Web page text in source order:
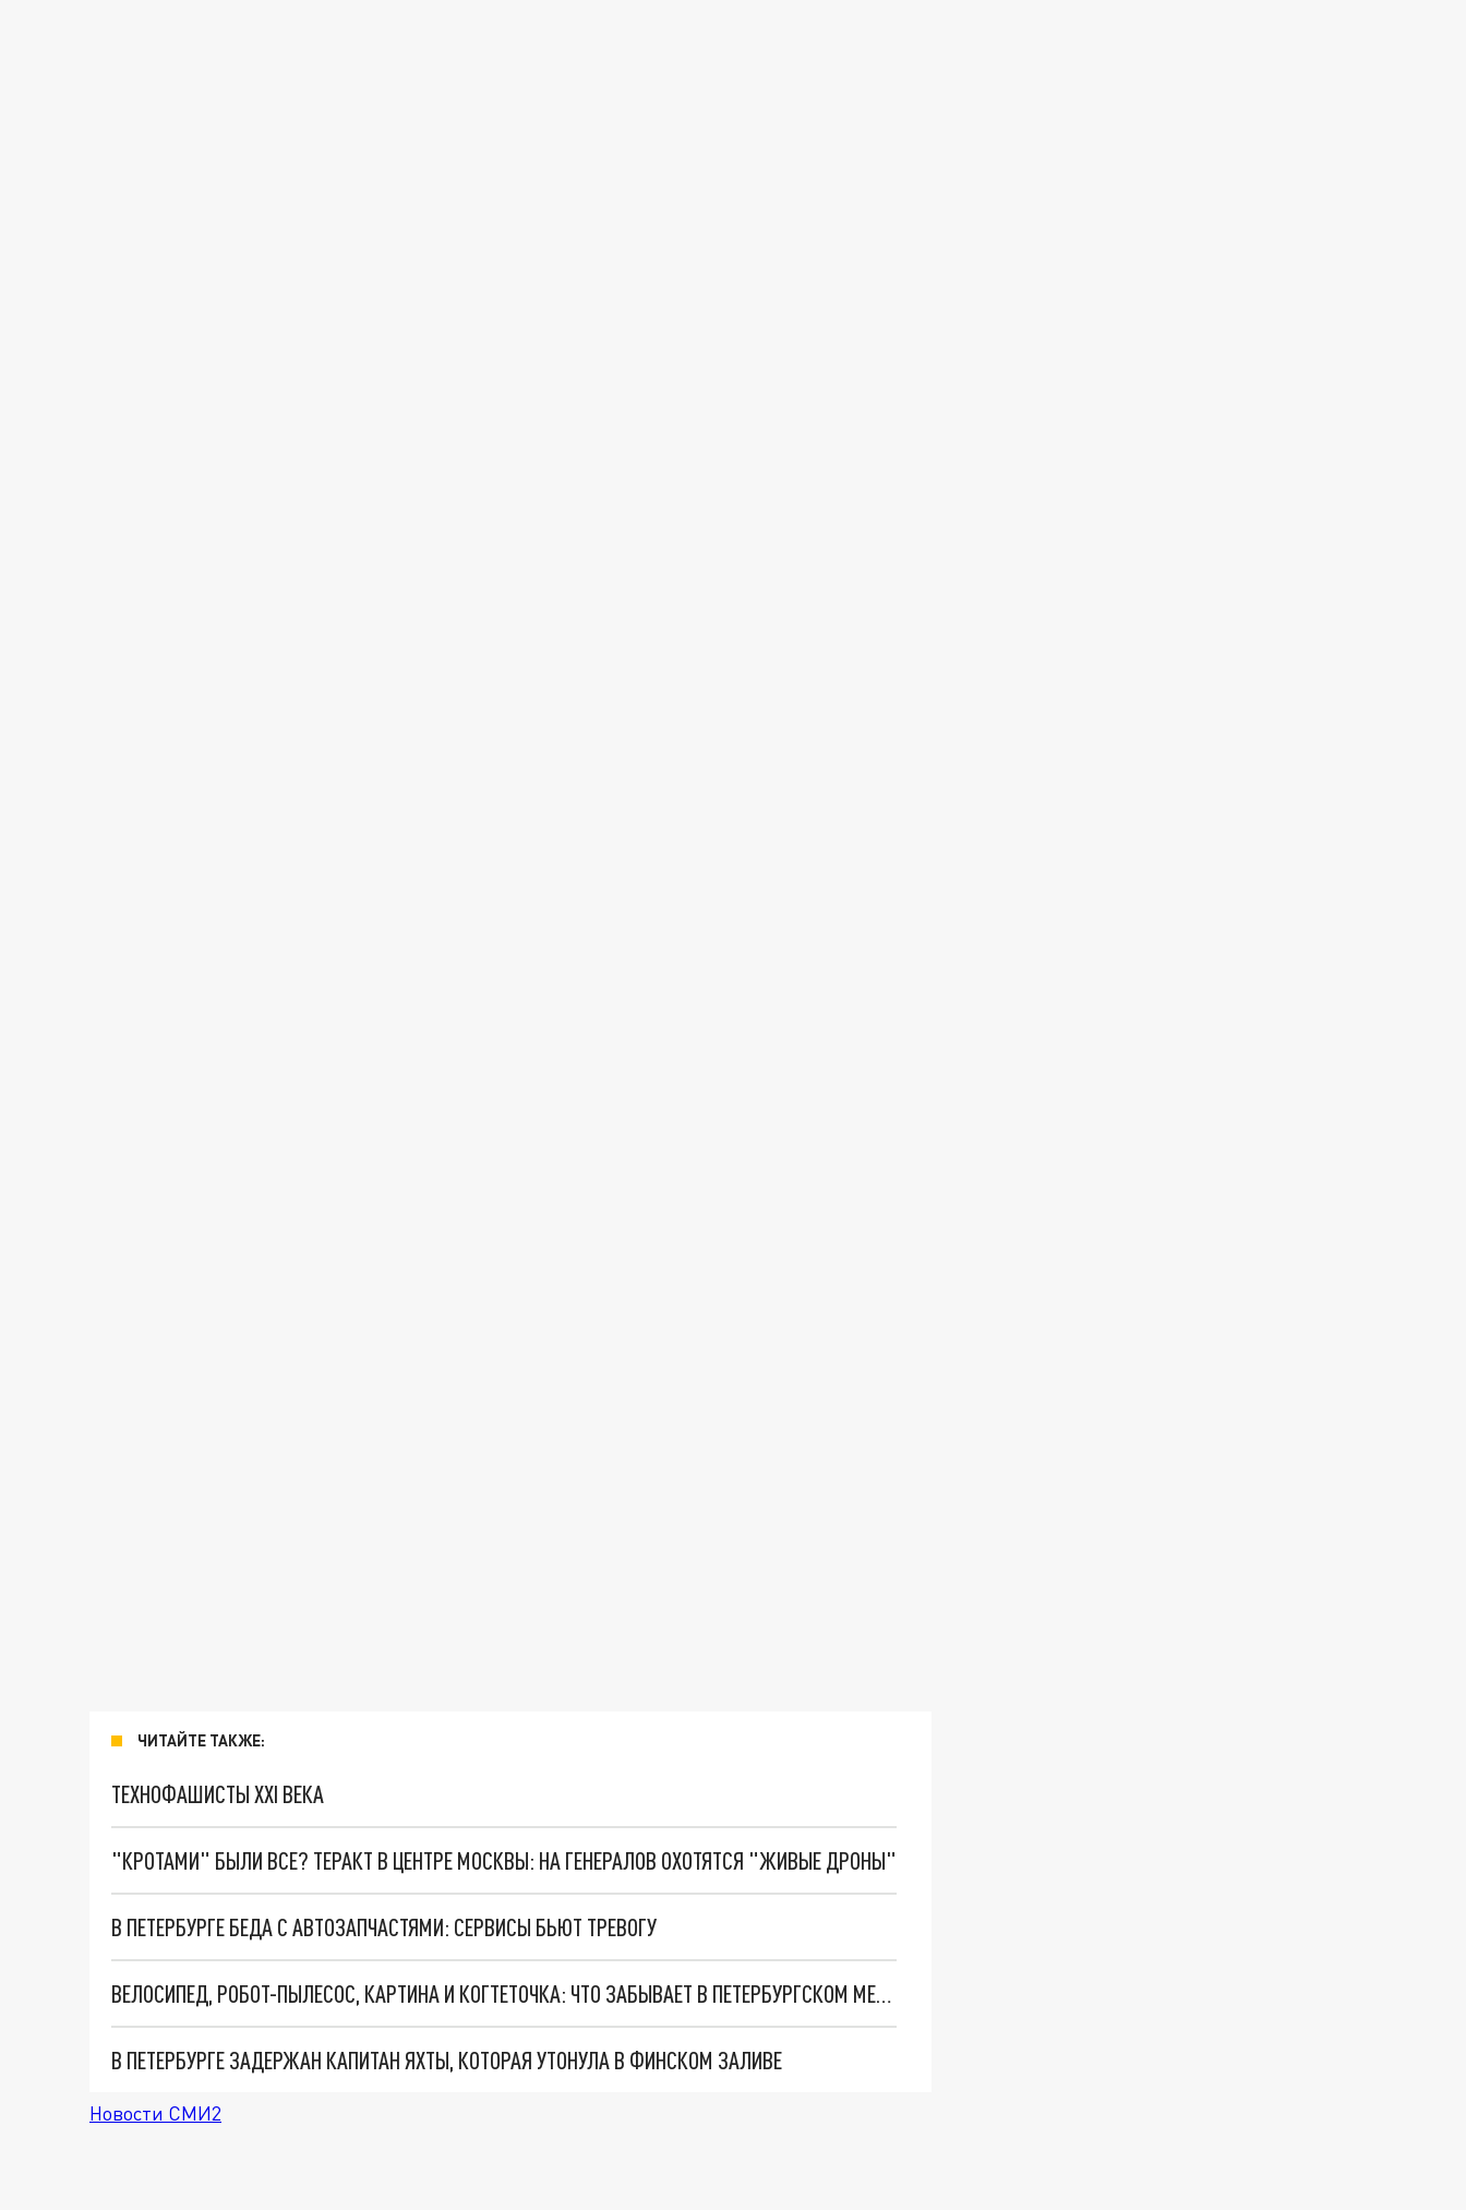
ЧИТАЙТЕ ТАКЖЕ:
ТЕХНОФАШИСТЫ XXI ВЕКА
"КРОТАМИ" БЫЛИ ВСЕ? ТЕРАКТ В ЦЕНТРЕ МОСКВЫ: НА ГЕНЕРАЛОВ ОХОТЯТСЯ "ЖИВЫЕ ДРОНЫ"
В ПЕТЕРБУРГЕ БЕДА С АВТОЗАПЧАСТЯМИ: СЕРВИСЫ БЬЮТ ТРЕВОГУ
ВЕЛОСИПЕД, РОБОТ-ПЫЛЕСОС, КАРТИНА И КОГТЕТОЧКА: ЧТО ЗАБЫВАЕТ В ПЕТЕРБУРГСКОМ МЕТРО
В ПЕТЕРБУРГЕ ЗАДЕРЖАН КАПИТАН ЯХТЫ, КОТОРАЯ УТОНУЛА В ФИНСКОМ ЗАЛИВЕ
Новости СМИ2